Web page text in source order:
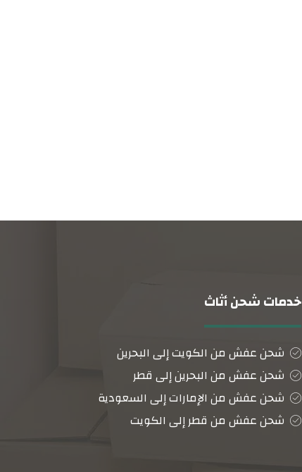
خدمات شحن أثاث
شحن عفش من الكويت إلى البحرين
شحن عفش من البحرين إلى قطر
شحن عفش من الإمارات إلى السعودية
شحن عفش من قطر إلى الكويت